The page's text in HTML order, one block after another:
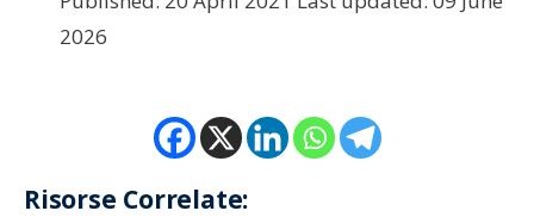
2026
Risorse Correlate: